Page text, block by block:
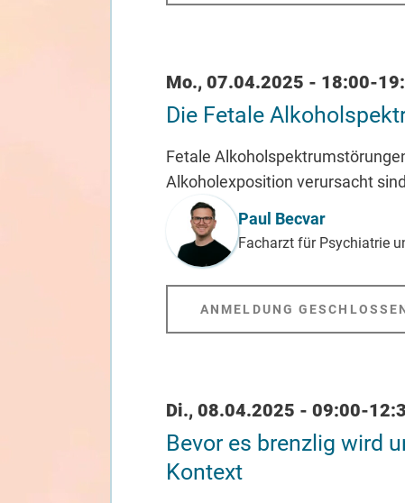
Datum / Uhrzeit
Mo., 07.04.2025 - 18:00-
Die Fetale
Fetale
Alkoholexposition verursacht
Referent_in
Paul Becvar
Facharzt für Psychiatrie
ANMELDUNG
Datum / Uhrzeit
Di., 08.04.2025 - 09:00-
Bevor es brenzlig wird
Kontext